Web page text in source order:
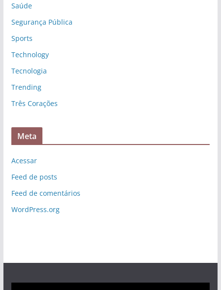
Saúde
Segurança Pública
Sports
Technology
Tecnologia
Trending
Três Corações
Meta
Acessar
Feed de posts
Feed de comentários
WordPress.org